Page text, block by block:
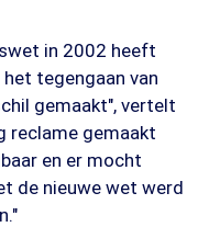
in 2002 heeft
tegengaan van
gemaakt", vertelt
reclame gemaakt
en er mocht
de nieuwe wet werd